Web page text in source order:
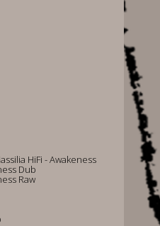
HiFi - Awakeness
Dub
Raw